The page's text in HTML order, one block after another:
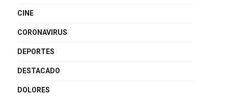
CINE
CORONAVIRUS
DEPORTES
DESTACADO
DOLORES